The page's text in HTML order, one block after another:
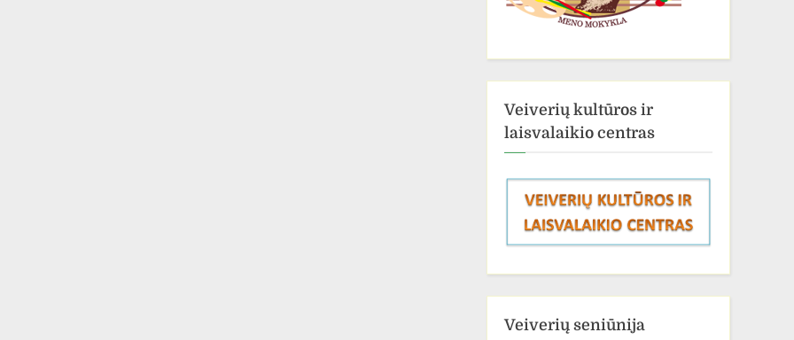
Veiverių kultūros ir
laisvalaikio centras
Veiverių seniūnija